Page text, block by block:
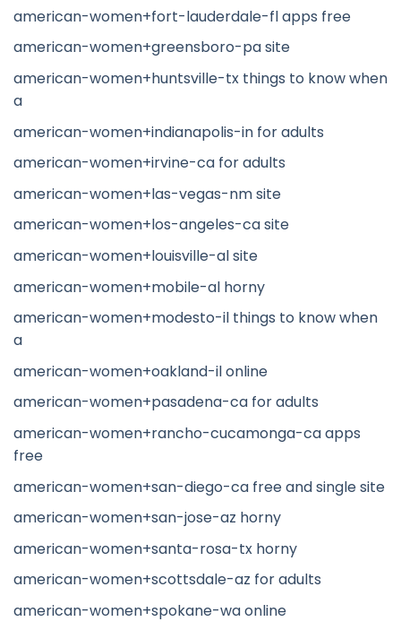
american-women+fort-lauderdale-fl apps free
american-women+greensboro-pa site
american-women+huntsville-tx things to know when
a
american-women+indianapolis-in for adults
american-women+irvine-ca for adults
american-women+las-vegas-nm site
american-women+los-angeles-ca site
american-women+louisville-al site
american-women+mobile-al horny
american-women+modesto-il things to know when
a
american-women+oakland-il online
american-women+pasadena-ca for adults
american-women+rancho-cucamonga-ca apps
free
american-women+san-diego-ca free and single site
american-women+san-jose-az horny
american-women+santa-rosa-tx horny
american-women+scottsdale-az for adults
american-women+spokane-wa online